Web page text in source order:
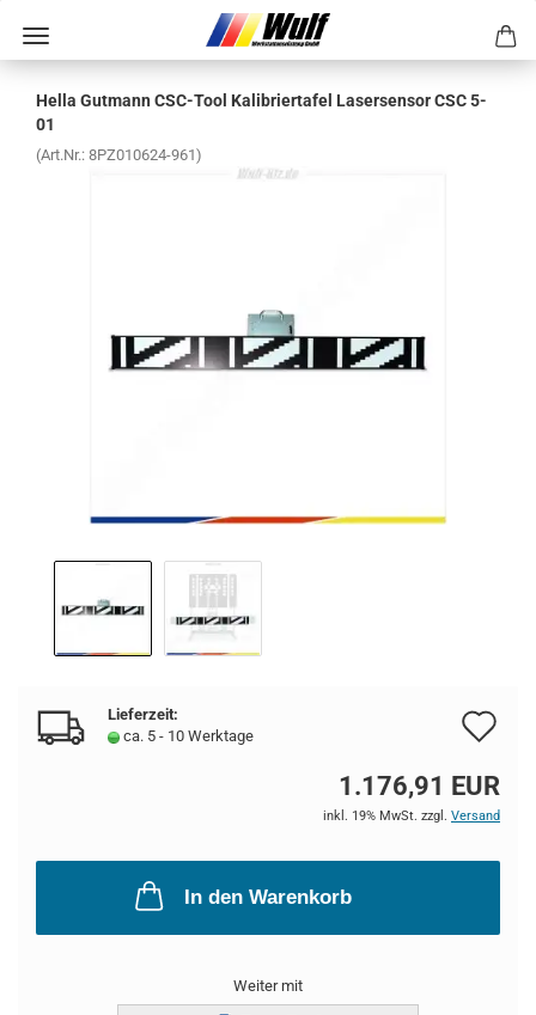
Hella Gut­mann CSC-​Tool Ka­li­brier­ta­fel La­ser­sen­sor CSC 5-
01
(Art.Nr.: 8PZ010624-​961)
Lieferzeit:
ca. 5 - 10 Werktage
1.176,91 EUR
inkl. 19% MwSt. zzgl. Versand
In den Warenkorb
Weiter mit